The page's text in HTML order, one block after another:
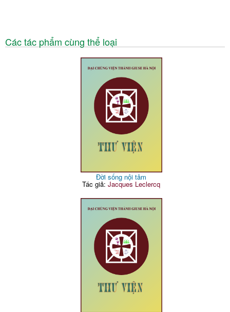
Các tác phẩm cùng thể loại
Đời sống nội tâm
Tác giả:Jacques Leclercq